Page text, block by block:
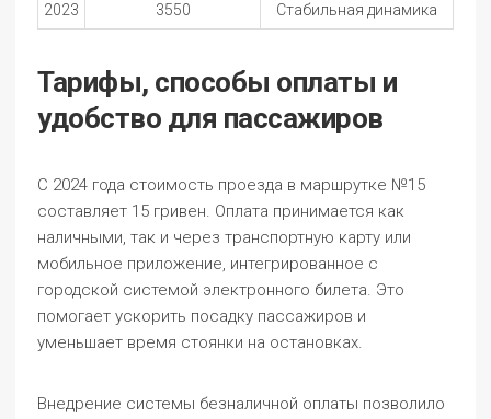
2023 3550 Стабильная динамика
Тарифы, способы оплаты и
удобство для пассажиров
С 2024 года стоимость проезда в маршрутке №15
составляет 15 гривен. Оплата принимается как
наличными, так и через транспортную карту или
мобильное приложение, интегрированное с
городской системой электронного билета. Это
помогает ускорить посадку пассажиров и
уменьшает время стоянки на остановках.
Внедрение системы безналичной оплаты позволило